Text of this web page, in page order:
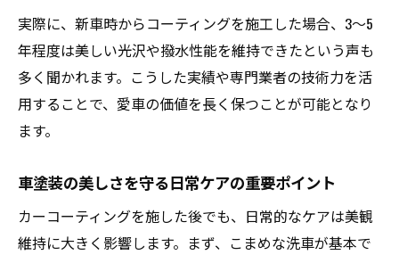
実際に、新車時からコーティングを施工した場合、3～5
年程度は美しい光沢や撥水性能を維持できたという声も
多く聞かれます。こうした実績や専門業者の技術力を活
用することで、愛車の価値を長く保つことが可能となり
ます。
車塗装の美しさを守る日常ケアの重要ポイント
カーコーティングを施した後でも、日常的なケアは美観
維持に大きく影響します。まず、こまめな洗車が基本で